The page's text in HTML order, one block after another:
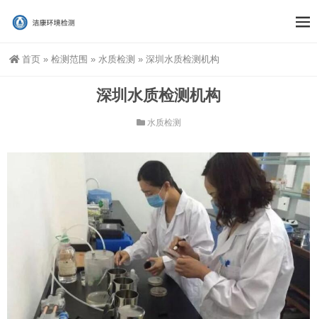
首页 » 检测范围 » 水质检测 » 深圳水质检测机构
深圳水质检测机构
水质检测